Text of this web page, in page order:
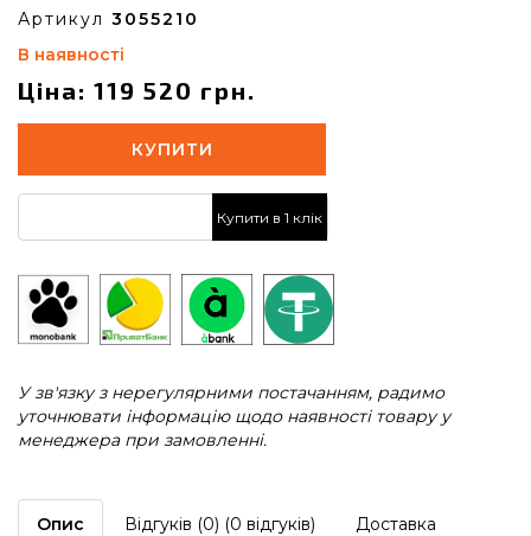
Артикул 3055210
В наявності
Ціна: 119 520 грн.
КУПИТИ
Купити в 1 клік
У зв'язку з нерегулярними постачанням, радимо
уточнювати інформацію щодо наявності товару у
менеджера при замовленні.
Опис Відгуків (0) (0 відгуків) Доставка